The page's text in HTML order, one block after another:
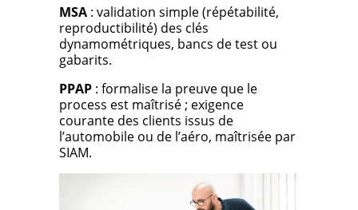
MSA : validation simple (répétabilité,
reproductibilité) des clés
dynamométriques, bancs de test ou
gabarits.
PPAP : formalise la preuve que le
process est maîtrisé ; exigence
courante des clients issus de
l’automobile ou de l’aéro, maîtrisée par
SIAM.